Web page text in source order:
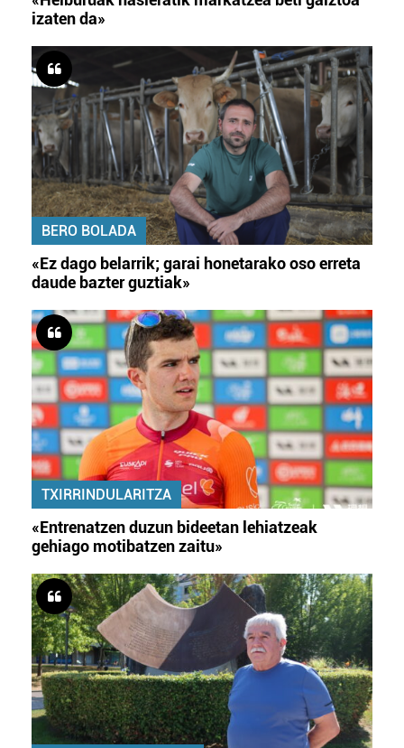
izaten da»
BERO BOLADA
«Ez dago belarrik; garai honetarako oso erreta
daude bazter guztiak»
TXIRRINDULARITZA
«Entrenatzen duzun bideetan lehiatzeak
gehiago motibatzen zaitu»